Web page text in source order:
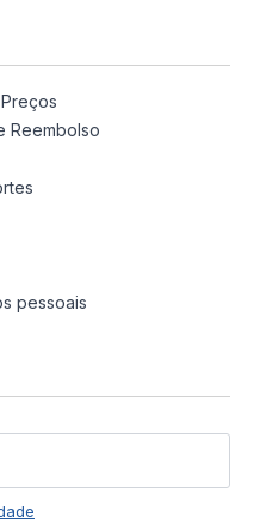
Reembolso
pessoais